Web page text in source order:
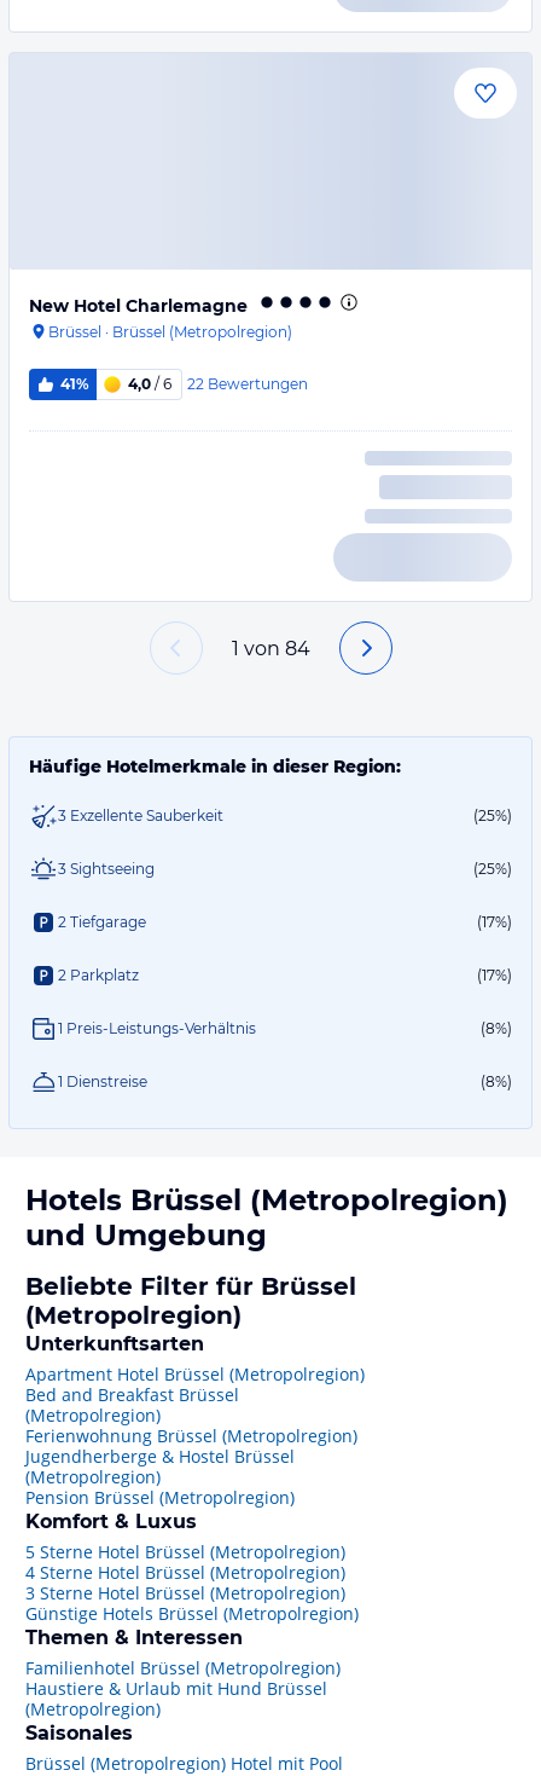
New Hotel Charlemagne
Brüssel · Brüssel (Metropolregion)
41% 4,0 / 6 22 Bewertungen
1 von 84
Häufige Hotelmerkmale in dieser Region:
3 Exzellente Sauberkeit (25%)
3 Sightseeing (25%)
2 Tiefgarage (17%)
2 Parkplatz (17%)
1 Preis-Leistungs-Verhältnis (8%)
1 Dienstreise (8%)
Hotels Brüssel (Metropolregion)
und Umgebung
Beliebte Filter für Brüssel
(Metropolregion)
Unterkunftsarten
Apartment Hotel Brüssel (Metropolregion)
Bed and Breakfast Brüssel
(Metropolregion)
Ferienwohnung Brüssel (Metropolregion)
Jugendherberge & Hostel Brüssel
(Metropolregion)
Pension Brüssel (Metropolregion)
Komfort & Luxus
5 Sterne Hotel Brüssel (Metropolregion)
4 Sterne Hotel Brüssel (Metropolregion)
3 Sterne Hotel Brüssel (Metropolregion)
Günstige Hotels Brüssel (Metropolregion)
Themen & Interessen
Familienhotel Brüssel (Metropolregion)
Haustiere & Urlaub mit Hund Brüssel
(Metropolregion)
Saisonales
Brüssel (Metropolregion) Hotel mit Pool